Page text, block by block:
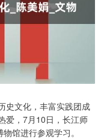
史文化，丰富实践团成
爱，7月10日，长江师
馆进行参观学习。